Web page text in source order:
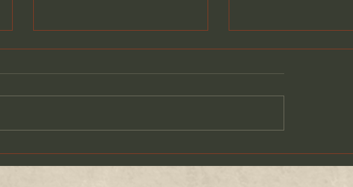
ジックショー ～大輝～
ージマジックショー